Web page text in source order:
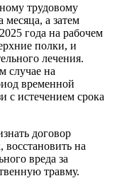
трудовому
месяца, а затем
года на рабочем
полки, и
лечения.
случае на
временной
с истечением срока
договор
на
вреда за
травму.